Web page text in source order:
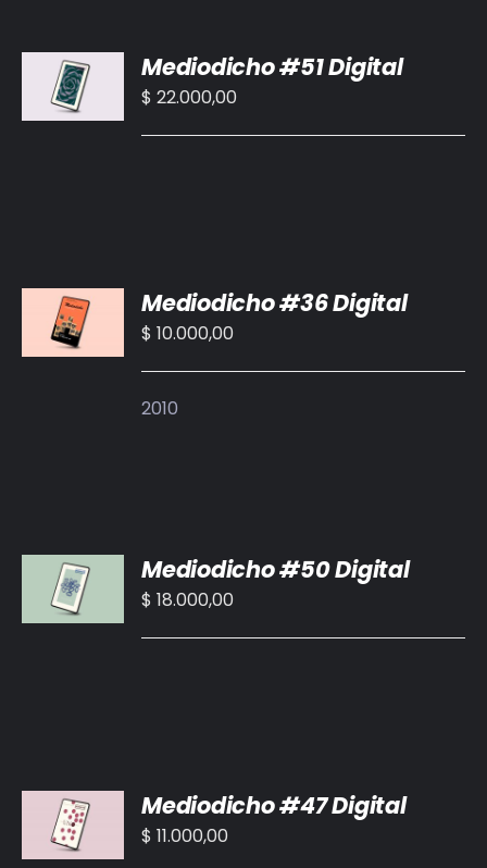
RED EOL
MEDIODICHO
AL
CARRITO
/
Mediodicho #51 Digital
$ 22.000,00
AL
CARRITO
/
Mediodicho #36 Digital
$ 10.000,00
2010
AL
CARRITO
/
Mediodicho #50 Digital
$ 18.000,00
AL
CARRITO
/
Mediodicho #47 Digital
$ 11.000,00